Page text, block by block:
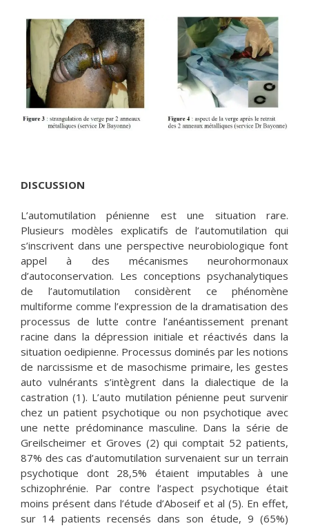
DISCUSSION
L’automutilation pénienne est une situation rare.
Plusieurs modèles explicatifs de l’automutilation qui
s’inscrivent dans une perspective neurobiologique font
appel à des mécanismes neurohormonaux
d’autoconservation. Les conceptions psychanalytiques
de l’automutilation considèrent ce phénomène
multiforme comme l’expression de la dramatisation des
processus de lutte contre l’anéantissement prenant
racine dans la dépression initiale et réactivés dans la
situation oedipienne. Processus dominés par les notions
de narcissisme et de masochisme primaire, les gestes
auto vulnérants s’intègrent dans la dialectique de la
castration (1). L’auto mutilation pénienne peut survenir
chez un patient psychotique ou non psychotique avec
une nette prédominance masculine. Dans la série de
Greilscheimer et Groves (2) qui comptait 52 patients,
87% des cas d’automutilation survenaient sur un terrain
psychotique dont 28,5% étaient imputables à une
schizophrénie. Par contre l’aspect psychotique était
moins présent dans l’étude d’Aboseif et al (5). En effet,
sur 14 patients recensés dans son étude, 9 (65%)